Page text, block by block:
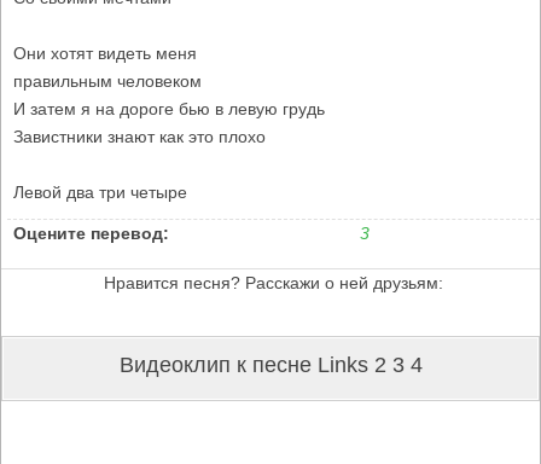
Они хотят видеть меня
правильным человеком
И затем я на дороге бью в левую грудь
Завистники знают как это плохо
Левой два три четыре
Оцените перевод: 3
Нравится песня? Расскажи о ней друзьям:
Видеоклип к песне Links 2 3 4